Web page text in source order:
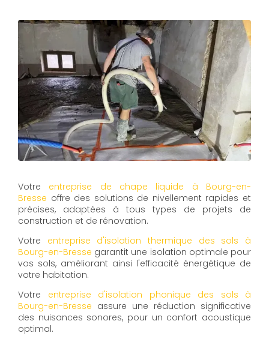
Votre entreprise de chape liquide à Bourg-en-
Bresse offre des solutions de nivellement rapides et
précises, adaptées à tous types de projets de
construction et de rénovation.
Votre entreprise d'isolation thermique des sols à
Bourg-en-Bresse garantit une isolation optimale pour
vos sols, améliorant ainsi l'efficacité énergétique de
votre habitation.
Votre entreprise d'isolation phonique des sols à
Bourg-en-Bresse assure une réduction significative
des nuisances sonores, pour un confort acoustique
optimal.